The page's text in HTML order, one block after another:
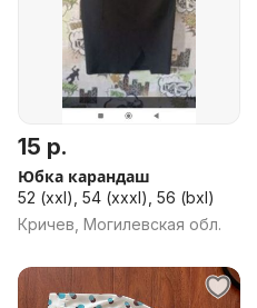
15 р.
Юбка карандаш
52 (xxl), 54 (xxxl), 56 (bxl)
Кричев, Могилевская обл.